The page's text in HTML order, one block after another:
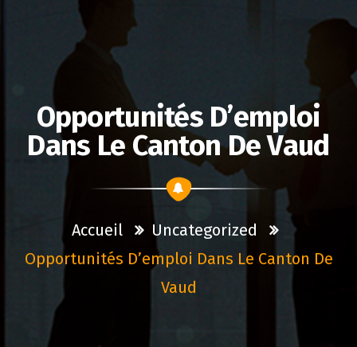
Opportunités D’emploi
Dans Le Canton De Vaud
Accueil
Uncategorized
Opportunités D’emploi Dans Le Canton De
Vaud